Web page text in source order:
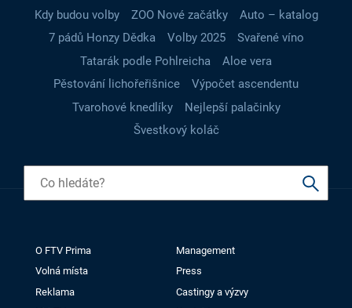
Kdy budou volby
ZOO Nové začátky
Auto – katalog
7 pádů Honzy Dědka
Volby 2025
Svařené víno
Tatarák podle Pohlreicha
Aloe vera
Pěstování lichořeřišnice
Výpočet ascendentu
Tvarohové knedlíky
Nejlepší palačinky
Švestkový koláč
O FTV Prima
Management
Volná místa
Press
Reklama
Castingy a výzvy